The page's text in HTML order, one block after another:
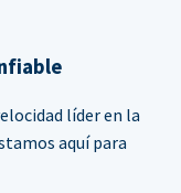
líder en la
aquí para